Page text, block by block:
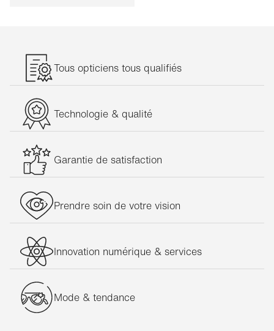
Tous opticiens tous qualifiés
Technologie & qualité
Garantie de satisfaction
Prendre soin de votre vision
Innovation numérique & services
Mode & tendance